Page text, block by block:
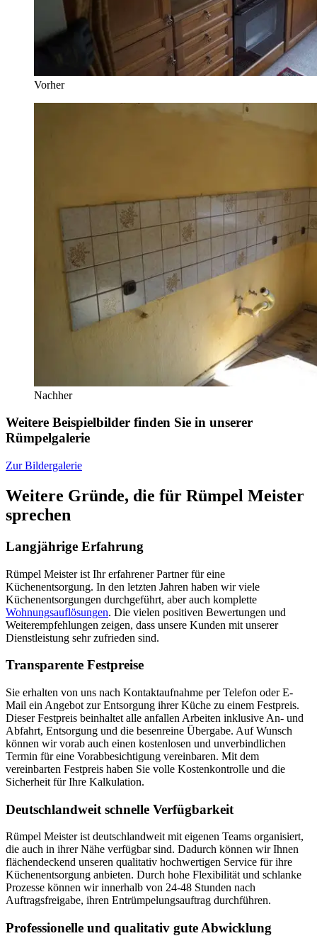
Vorher
Nachher
Weitere Beispielbilder finden Sie in unserer
Rümpelgalerie
Zur Bildergalerie
Weitere Gründe, die für Rümpel Meister
sprechen
Langjährige Erfahrung
Rümpel Meister ist Ihr erfahrener Partner für eine
Küchenentsorgung. In den letzten Jahren haben wir viele
Küchenentsorgungen durchgeführt, aber auch komplette
Wohnungsauflösungen. Die vielen positiven Bewertungen und
Weiterempfehlungen zeigen, dass unsere Kunden mit unserer
Dienstleistung sehr zufrieden sind.
Transparente Festpreise
Sie erhalten von uns nach Kontaktaufnahme per Telefon oder E-
Mail ein Angebot zur Entsorgung ihrer Küche zu einem Festpreis.
Dieser Festpreis beinhaltet alle anfallen Arbeiten inklusive An- und
Abfahrt, Entsorgung und die besenreine Übergabe. Auf Wunsch
können wir vorab auch einen kostenlosen und unverbindlichen
Termin für eine Vorabbesichtigung vereinbaren. Mit dem
vereinbarten Festpreis haben Sie volle Kostenkontrolle und die
Sicherheit für Ihre Kalkulation.
Deutschlandweit schnelle Verfügbarkeit
Rümpel Meister ist deutschlandweit mit eigenen Teams organisiert,
die auch in ihrer Nähe verfügbar sind. Dadurch können wir Ihnen
flächendeckend unseren qualitativ hochwertigen Service für ihre
Küchenentsorgung anbieten. Durch hohe Flexibilität und schlanke
Prozesse können wir innerhalb von 24-48 Stunden nach
Auftragsfreigabe, ihren Entrümpelungsauftrag durchführen.
Professionelle und qualitativ gute Abwicklung